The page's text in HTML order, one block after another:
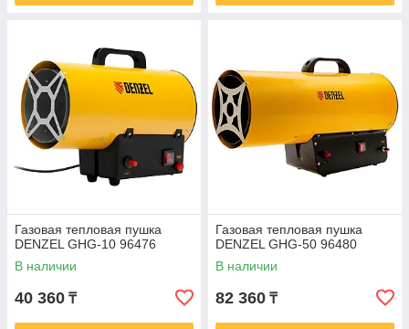
Газовая тепловая пушка
DENZEL GHG-10 96476
В наличии
40 360 ₸
Газовая тепловая пушка
DENZEL GHG-50 96480
В наличии
82 360 ₸